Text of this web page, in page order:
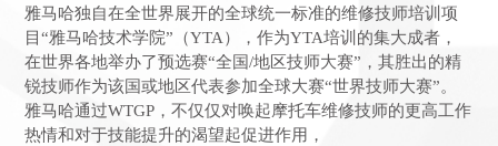
雅马哈独自在全世界展开的全球统一标准的维修技师培训项
目“雅马哈技术学院”（YTA），作为YTA培训的集大成者，
在世界各地举办了预选赛“全国/地区技师大赛”，其胜出的精
锐技师作为该国或地区代表参加全球大赛“世界技师大赛”。
雅马哈通过WTGP，不仅仅对唤起摩托车维修技师的更高工作
热情和对于技能提升的渴望起促进作用，